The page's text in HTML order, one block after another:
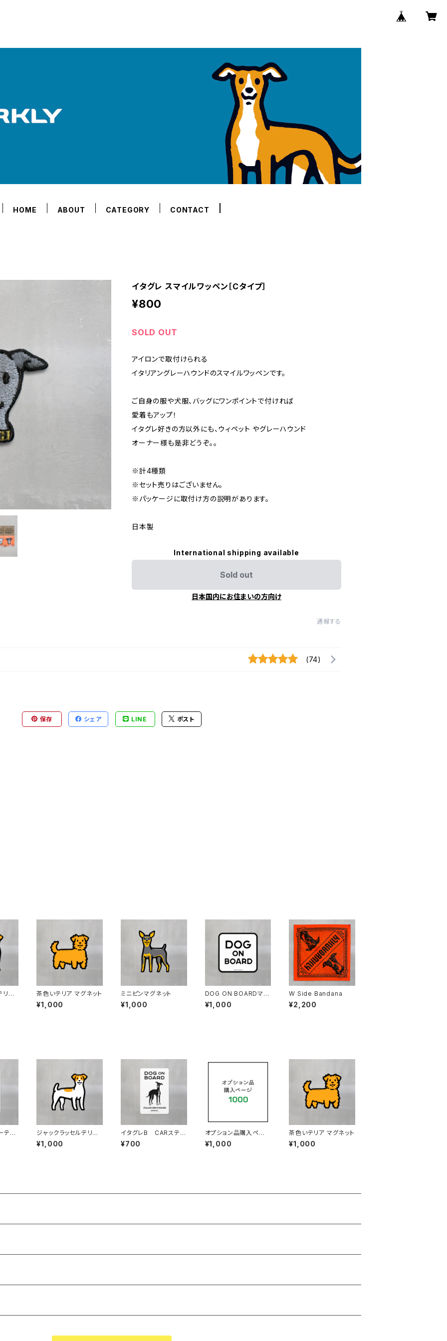
HOME ABOUT CATEGORY CONTACT
イタグレ スマイルワッペン［Cタイプ］
¥800
SOLD OUT
アイロンで取付けられる
イタリアングレーハウンドのスマイルワッペンです。
ご自身の服や犬服、バッグにワンポイントで付ければ
愛着もアップ！
イタグレ好きの方以外にも、ウィペット やグレーハウンド
オーナー様も是非どうぞ。。
※計4種類
※セット売りはございません。
※パッケージに取付け方の説明があります。
日本製
International shipping available
Sold out
日本国内にお住まいの方向け
通報する
(74)
保存 シェア LINE ポスト
リア 茶色いテリア マグネット
¥1,000
ミニピンマグネット
¥1,000
DOG ON BOARDマグ
ネット
¥1,000
W Side Bandana
¥2,200
テリ
ジャックラッセルテリア
マグネット
¥1,000
イタグレB CARステッ
カー
¥700
オプション品購入ペー
ジ1000
¥1,000
茶色いテリア マグネット
¥1,000